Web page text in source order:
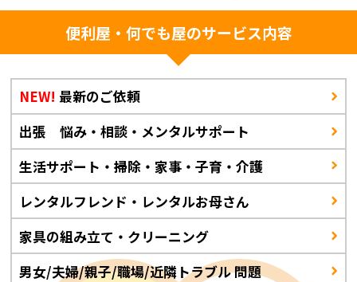
便利屋・何でも屋のサービス内容
NEW! 最新のご依頼
出張 悩み・相談・メンタルサポート
生活サポート・掃除・家事・子育・介護
レンタルフレンド・レンタルお母さん
家具の組み立て・クリーニング
男女/夫婦/親子/職場/近隣トラブル 問題